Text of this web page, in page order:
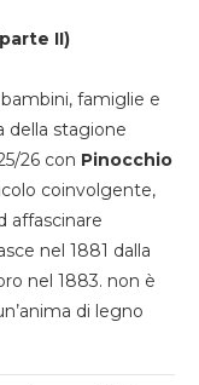
II)
famiglie e
della stagione
26 con Pinocchio
coinvolgente,
affascinare
nel 1881 dalla
nel 1883. non è
di legno